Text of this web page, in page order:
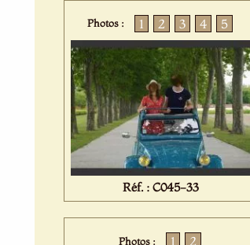
Photos : 1 2 3 4 5
Réf. : C045-33
Photos : 1 2